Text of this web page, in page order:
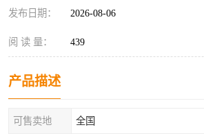
发布日期： 2026-08-06
阅 读 量： 439
产品描述
可售卖地 全国